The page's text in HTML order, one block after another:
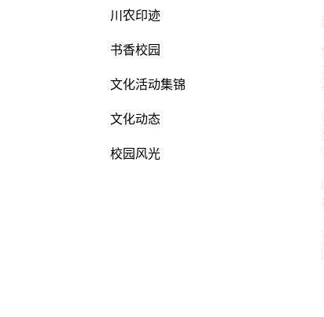
川农印迹
书香校园
文化活动集锦
文化动态
校园风光